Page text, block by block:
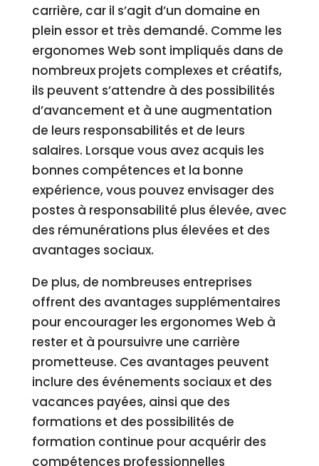
carrière, car il s’agit d’un domaine en
plein essor et très demandé. Comme les
ergonomes Web sont impliqués dans de
nombreux projets complexes et créatifs,
ils peuvent s’attendre à des possibilités
d’avancement et à une augmentation
de leurs responsabilités et de leurs
salaires. Lorsque vous avez acquis les
bonnes compétences et la bonne
expérience, vous pouvez envisager des
postes à responsabilité plus élevée, avec
des rémunérations plus élevées et des
avantages sociaux.
De plus, de nombreuses entreprises
offrent des avantages supplémentaires
pour encourager les ergonomes Web à
rester et à poursuivre une carrière
prometteuse. Ces avantages peuvent
inclure des événements sociaux et des
vacances payées, ainsi que des
formations et des possibilités de
formation continue pour acquérir des
compétences professionnelles